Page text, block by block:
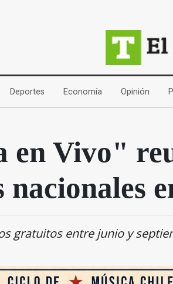
Deportes (current)Economía (current)Opinión
en Vivo"
nacionales
gratuitos entre junio y